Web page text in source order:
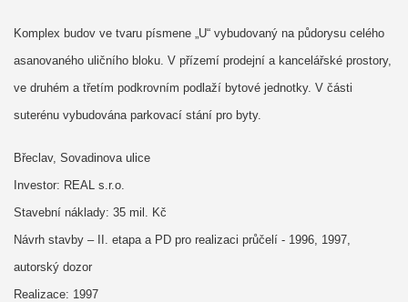
Komplex budov ve tvaru písmene „U“ vybudovaný na půdorysu celého
asanovaného uličního bloku. V přízemí prodejní a kancelářské prostory,
ve druhém a třetím podkrovním podlaží bytové jednotky. V části
suterénu vybudována parkovací stání pro byty.
Břeclav, Sovadinova ulice
Investor: REAL s.r.o.
Stavební náklady: 35 mil. Kč
Návrh stavby – II. etapa a PD pro realizaci průčelí - 1996, 1997,
autorský dozor
Realizace: 1997